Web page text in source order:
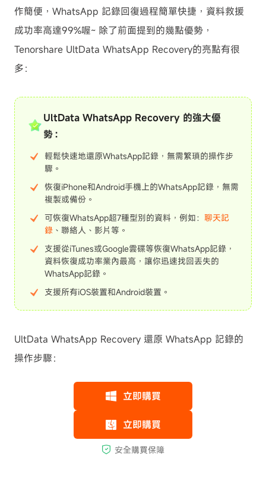
作簡便，WhatsApp 記錄回復過程簡單快捷，資料救援
成功率高達99%喔~ 除了前面提到的幾點優勢，
Tenorshare UltData WhatsApp Recovery的亮點有很
多：
UltData WhatsApp Recovery 的強大優
勢：
輕鬆快速地還原WhatsApp記錄，無需繁瑣的操作步
驟。
恢復iPhone和Android手機上的WhatsApp記錄，無需
複製或備份。
可恢復WhatsApp超7種型別的資料，例如： 聊天記
錄 、聯絡人、影片等。
支援從iTunes或Google雲碟等恢復WhatsApp記錄，
資料恢復成功率業內最高，讓你迅速找回丟失的
WhatsApp記錄。
支援所有iOS裝置和Android裝置。
UltData WhatsApp Recovery 還原 WhatsApp 記錄的
操作步驟：